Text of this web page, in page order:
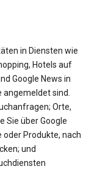
in Diensten wie
Hotels auf
Google News in
angemeldet sind.
Orte,
Sie über Google
oder Produkte, nach
und